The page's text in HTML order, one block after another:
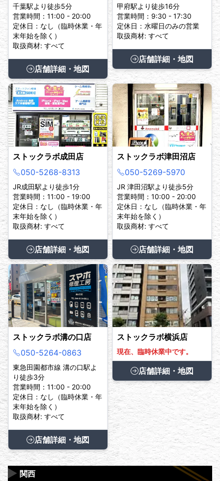
千葉駅より徒歩5分
営業時間：11:00 - 20:00
定休日：なし（臨時休業・年
末年始を除く）
取扱商材: すべて
店舗詳細・地図
甲府駅より徒歩16分
営業時間：9:30 - 17:30
定休日：水曜日のみの営業
取扱商材: すべて
店舗詳細・地図
ストックラボ成田店
050-5268-8313
JR成田駅より徒歩1分
営業時間：11:00 - 19:00
定休日：なし（臨時休業・年
末年始を除く）
取扱商材: すべて
店舗詳細・地図
ストックラボ津田沼店
050-5269-5970
JR 津田沼駅より徒歩5分
営業時間：10:00 - 20:00
定休日：なし（臨時休業・年
末年始を除く）
取扱商材: すべて
店舗詳細・地図
ストックラボ溝の口店
050-5264-0863
東急田園都市線 溝の口駅よ
り徒歩3分
営業時間：11:00 - 20:00
定休日：なし（臨時休業・年
末年始を除く）
取扱商材: すべて
店舗詳細・地図
ストックラボ横浜店
現在、臨時休業中です。
店舗詳細・地図
関西
▶